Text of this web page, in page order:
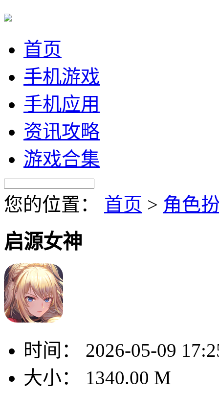
首页
手机游戏
手机应用
资讯攻略
游戏合集
您的位置： 首页 > 角色
启源女神
时间：
2026-05-09
大小：
1340.00 M